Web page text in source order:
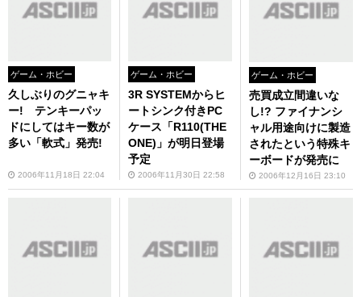
ゲーム・ホビー
久しぶりのグニャキ
ー! テンキーパッ
ドにしてはキー数が
多い「軟式」発売!
2006年11月18日 22:04
ゲーム・ホビー
3R SYSTEMからヒ
ートシンク付きPC
ケース「R110(THE
ONE)」が明日登場
予定
2006年11月30日 22:58
ゲーム・ホビー
売買成立間違いな
し!? ファイナンシ
ャル用途向けに製造
されたという特殊キ
ーボードが発売に
2006年12月16日 23:10